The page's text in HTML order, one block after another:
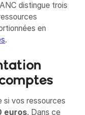
distingue trois
en
.
vos ressources
euros. Dans ce